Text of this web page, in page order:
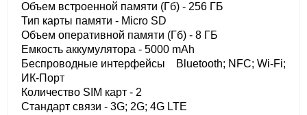
Объем встроенной памяти (Гб) - 256 ГБ
Тип карты памяти - Micro SD
Объем оперативной памяти (Гб) - 8 ГБ
Емкость аккумулятора - 5000 mAh
Беспроводные интерфейсы Bluetooth; NFC; Wi-Fi;
ИК-Порт
Количество SIM карт - 2
Стандарт связи - 3G; 2G; 4G LTE